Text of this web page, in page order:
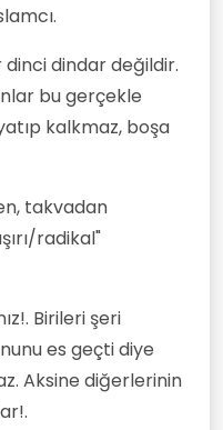
dindar değildir.
bu gerçekle
kalkmaz, boşa
takvadan
radikal"
Birileri şeri
es geçti diye
Aksine diğerlerinin